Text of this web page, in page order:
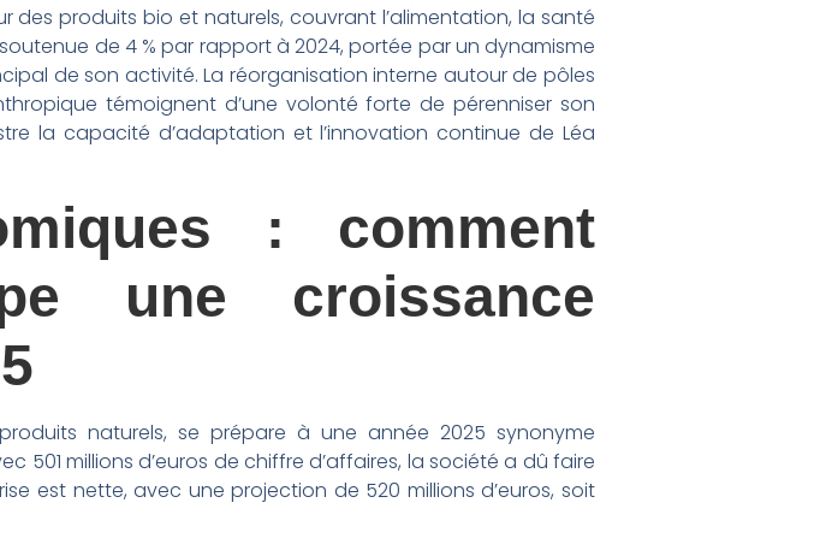
des produits bio et naturels, couvrant l’alimentation, la santé
de 4 % par rapport à 2024, portée par un dynamisme
de son activité. La réorganisation interne autour de pôles
témoignent d’une volonté forte de pérenniser son
la capacité d’adaptation et l’innovation continue de Léa
: comment
une croissance
naturels, se prépare à une année 2025 synonyme
501 millions d’euros de chiffre d’affaires, la société a dû faire
est nette, avec une projection de 520 millions d’euros, soit